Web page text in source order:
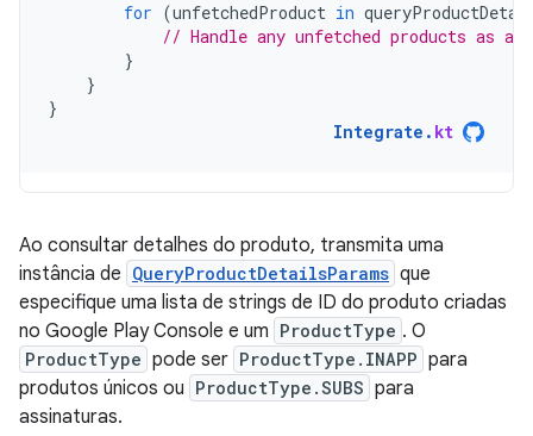
for (unfetchedProduct in
// Handle any unfetched products as
}
}
}
Integrate . kt
Ao consultar detalhes do produto, transmita uma
instância de QueryProductDetailsParams que
especifique uma lista de strings de ID do produto criadas
no Google Play Console e um ProductType . O
ProductType pode ser ProductType.INAPP para
produtos únicos ou ProductType.SUBS para
assinaturas.